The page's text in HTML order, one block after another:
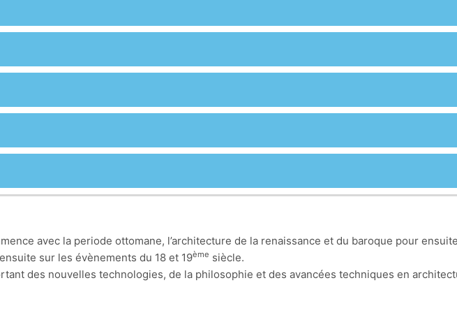
avec la periode ottomane, l’architecture de la renaissance et du baroque pour
sur les évènements du 18 et 19ème siècle.
des nouvelles technologies, de la philosophie et des avancées techniques en
rationalisme ainsi que les nouvelles valeurs de beauté qui se distinguent de la triade